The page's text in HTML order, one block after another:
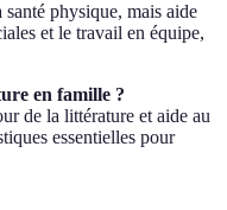
physique, mais aide
et le travail en équipe,
en famille ?
de la littérature et aide au
essentielles pour